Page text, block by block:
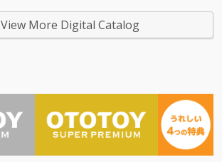
や言葉を、ボタニカと
いう自然的なモチーフ
まり、時間の経過とと
もに輪郭を帯びながら
鮮明になっていく構成
を採用。タイトルの『L
ost Somewhere in the
View More Digital Catalog